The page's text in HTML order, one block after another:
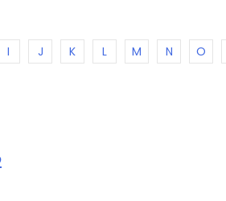
I J K L M N O